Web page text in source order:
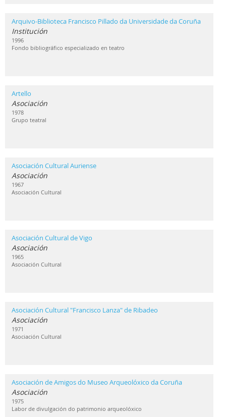
Arquivo-Biblioteca Francisco Pillado da Universidade da Coruña
Institución
1996
Fondo bibliográfico especializado en teatro
Artello
Asociación
1978
Grupo teatral
Asociación Cultural Auriense
Asociación
1967
Asociación Cultural
Asociación Cultural de Vigo
Asociación
1965
Asociación Cultural
Asociación Cultural "Francisco Lanza" de Ribadeo
Asociación
1971
Asociación Cultural
Asociación de Amigos do Museo Arqueolóxico da Coruña
Asociación
1975
Labor de divulgación do patrimonio arqueolóxico